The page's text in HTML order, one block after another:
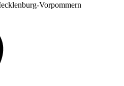
Vorpommern